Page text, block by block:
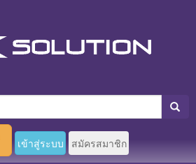
เข้าสู่ระบบ สมัครสมาชิก